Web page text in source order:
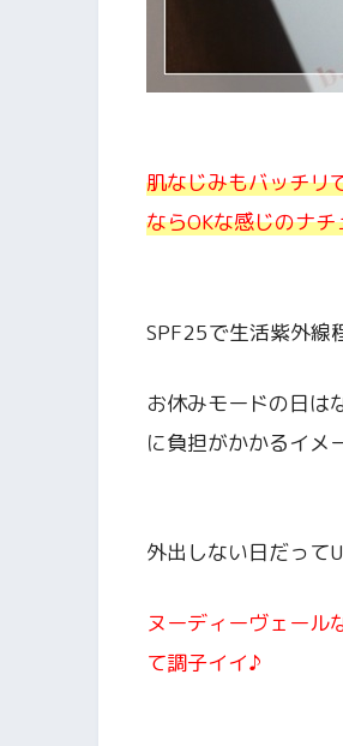
肌なじみもバッチリ
ならOKな感じのナ
SPF25で生活紫外線
お休みモードの日は
に負担がかかるイメ
外出しない日だって
ヌーディーヴェール
て調子イイ♪